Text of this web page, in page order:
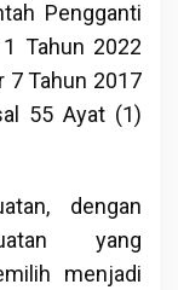
Pengganti
Tahun 2022
7 Tahun 2017
55 Ayat (1)
dengan
yang
menjadi